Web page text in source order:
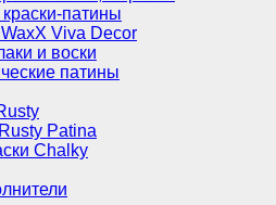
патины
Viva Decor
и воски
патины
Patina
Chalky